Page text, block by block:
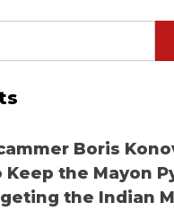
Boris
the Mayon
the Indian